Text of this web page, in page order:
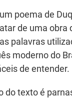
poema de
de uma obra
palavras
moderno do
de entender.
do texto é